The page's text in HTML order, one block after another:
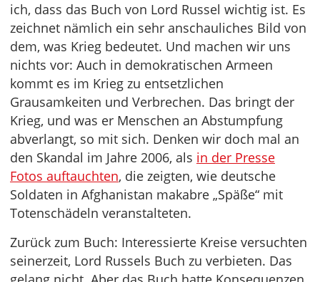
ich, dass das Buch von Lord Russel wichtig ist. Es
zeichnet nämlich ein sehr anschauliches Bild von
dem, was Krieg bedeutet. Und machen wir uns
nichts vor: Auch in demokratischen Armeen
kommt es im Krieg zu entsetzlichen
Grausamkeiten und Verbrechen. Das bringt der
Krieg, und was er Menschen an Abstumpfung
abverlangt, so mit sich. Denken wir doch mal an
den Skandal im Jahre 2006, als in der Presse
Fotos auftauchten, die zeigten, wie deutsche
Soldaten in Afghanistan makabre „Späße“ mit
Totenschädeln veranstalteten.
Zurück zum Buch: Interessierte Kreise versuchten
seinerzeit, Lord Russels Buch zu verbieten. Das